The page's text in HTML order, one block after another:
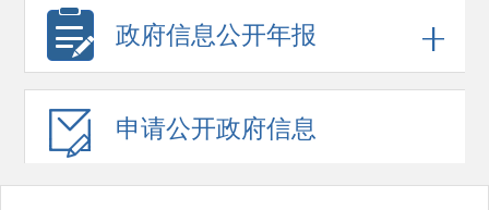
政府信息公开年报
申请公开政府信息